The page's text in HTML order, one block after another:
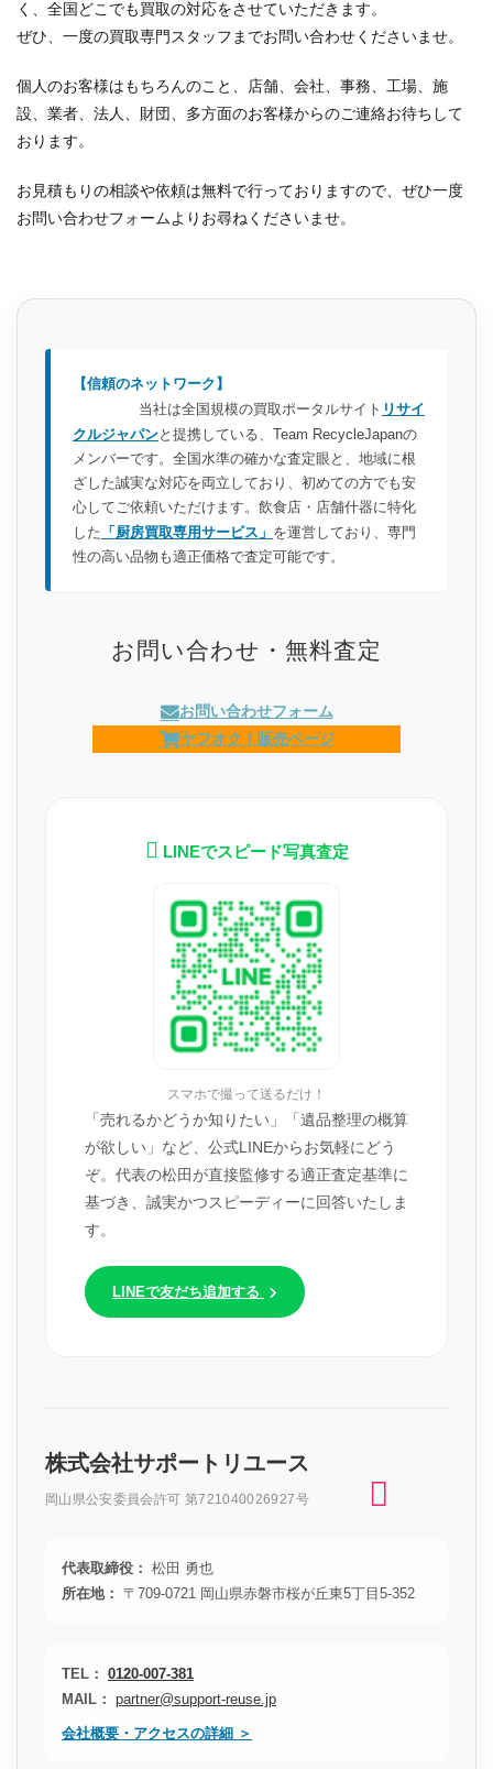
く、全国どこでも買取の対応をさせていただきます。
ぜひ、一度の買取専門スタッフまでお問い合わせくださいませ。
個人のお客様はもちろんのこと、店舗、会社、事務、工場、施
設、業者、法人、財団、多方面のお客様からのご連絡お待ちして
おります。
お見積もりの相談や依頼は無料で行っておりますので、ぜひ一度
お問い合わせフォームよりお尋ねくださいませ。
【信頼のネットワーク】
当社は全国規模の買取ポータルサイト リサイ
クルジャパンと提携している、Team RecycleJapanの
メンバーです。全国水準の確かな査定眼と、地域に根
ざした誠実な対応を両立しており、初めての方でも安
心してご依頼いただけます。飲食店・店舗什器に特化
した 「厨房買取専用サービス」 を運営しており、専門
性の高い品物も適正価格で査定可能です。
お問い合わせ・無料査定
お問い合わせフォーム
ヤフオク！販売ページ
LINEでスピード写真査定
スマホで撮って送るだけ！
「売れるかどうか知りたい」「遺品整理の概算
が欲しい」など、公式LINEからお気軽にどう
ぞ。代表の松田が直接監修する適正査定基準に
基づき、誠実かつスピーディーに回答いたしま
す。
LINEで友だち追加する
株式会社サポートリユース
岡山県公安委員会許可 第721040026927号
代表取締役： 松田 勇也
所在地：
〒709-0721 岡山県赤磐市桜が丘東5丁目5-352
TEL： 0120-007-381
MAIL： partner@support-reuse.jp
会社概要・アクセスの詳細 ＞